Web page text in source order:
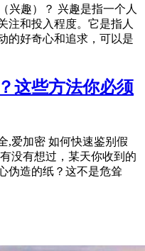
兴趣）？ 兴趣是指一个人
注和投入程度。它是指人
的好奇心和追求，可以是
这些方法你必须
,爱加密 如何快速鉴别假
没有想过，某天你收到的
伪造的纸？这不是危耸